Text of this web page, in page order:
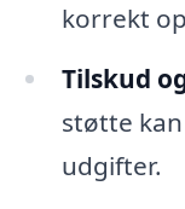
korrekt
Tilskud
støtte
udgifter.